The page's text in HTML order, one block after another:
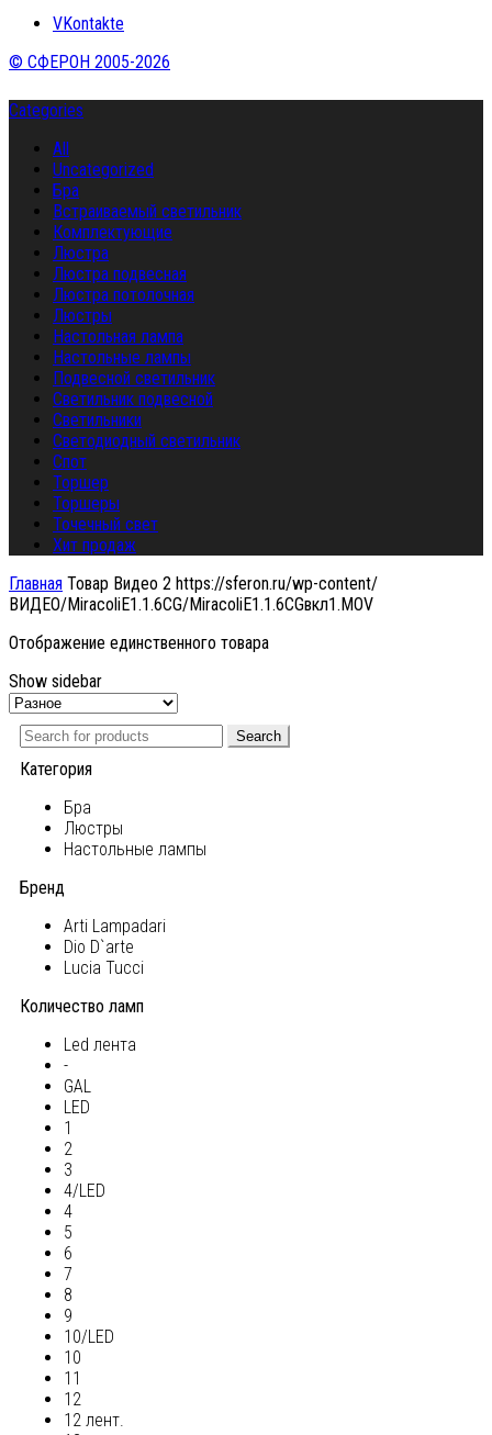
VKontakte
© СФЕРОН 2005-2026
Categories
All
Uncategorized
Бра
Встраиваемый светильник
Комплектующие
Люстра
Люстра подвесная
Люстра потолочная
Люстры
Настольная лампа
Настольные лампы
Подвесной светильник
Светильник подвесной
Светильники
Светодиодный светильник
Спот
Торшер
Торшеры
Точечный свет
Хит продаж
Главная Товар Видео 2 https://sferon.ru/wp-content/
ВИДЕО/MiracoliE1.1.6CG/MiracoliE1.1.6CGвкл1.MOV
Отображение единственного товара
Show sidebar
Search
Категория
Бра
Люстры
Настольные лампы
Бренд
Arti Lampadari
Dio D`arte
Lucia Tucci
Количество ламп
Led лента
-
GAL
LED
1
2
3
4/LED
4
5
6
7
8
9
10/LED
10
11
12
12 лент.